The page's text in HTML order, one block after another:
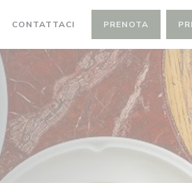
CONTATTACI PRENOTA